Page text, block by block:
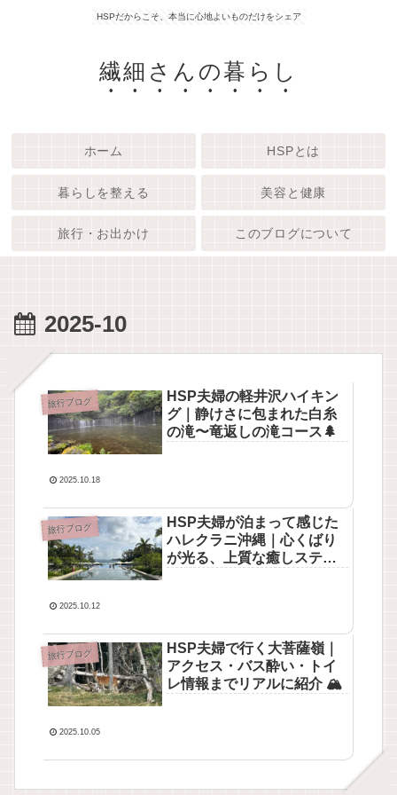
HSPだからこそ、本当に心地よいものだけをシェア
繊細さんの暮らし
ホーム HSPとは
暮らしを整える 美容と健康
旅行・お出かけ このブログについて
2025-10
旅行ブログ
HSP夫婦の軽井沢ハイキン
グ｜静けさに包まれた白糸
の滝〜竜返しの滝コース🌲
2025.10.18
旅行ブログ
HSP夫婦が泊まって感じた
ハレクラニ沖縄｜心くばり
が光る、上質な癒しステイ
2025.10.12
旅行ブログ
HSP夫婦で行く大菩薩嶺｜
アクセス・バス酔い・トイ
レ情報までリアルに紹介 🏔️
2025.10.05